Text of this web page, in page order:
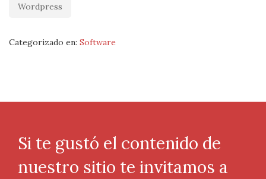
Wordpress
Categorizado en: Software
Si te gustó el contenido de
nuestro sitio te invitamos a